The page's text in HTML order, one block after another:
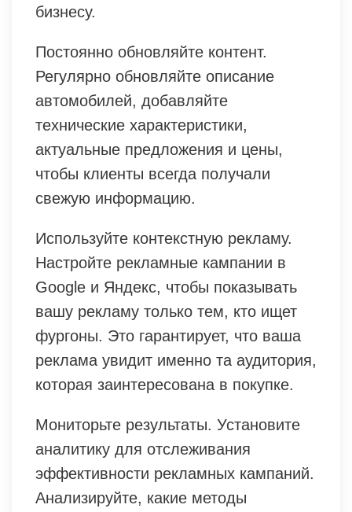
бизнесу.
Постоянно обновляйте контент.
Регулярно обновляйте описание
автомобилей, добавляйте
технические характеристики,
актуальные предложения и цены,
чтобы клиенты всегда получали
свежую информацию.
Используйте контекстную рекламу.
Настройте рекламные кампании в
Google и Яндекс, чтобы показывать
вашу рекламу только тем, кто ищет
фургоны. Это гарантирует, что ваша
реклама увидит именно та аудитория,
которая заинтересована в покупке.
Мониторьте результаты. Установите
аналитику для отслеживания
эффективности рекламных кампаний.
Анализируйте, какие методы